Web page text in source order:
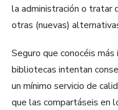
la administración o tratar
otras (nuevas)
Seguro que conocéis
bibliotecas intentan
un mínimo servicio de
que las compartáseis en